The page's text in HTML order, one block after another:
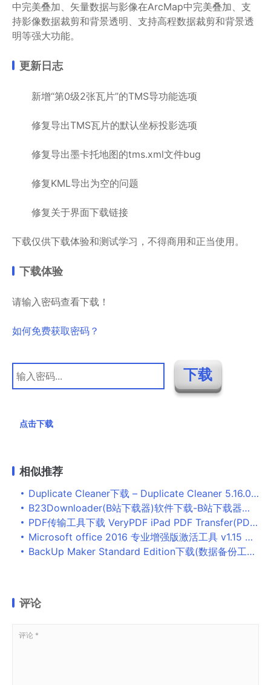
中完美叠加、矢量数据与影像在ArcMap中完美叠加、支
持影像数据裁剪和背景透明、支持高程数据裁剪和背景透
明等强大功能。
更新日志
新增“第0级2张瓦片”的TMS导功能选项
修复导出TMS瓦片的默认坐标投影选项
修复导出墨卡托地图的tms.xml文件bug
修复KML导出为空的问题
修复关于界面下载链接
下载仅供下载体验和测试学习，不得商用和正当使用。
下载体验
请输入密码查看下载！
如何免费获取密码？
点击下载
相似推荐
Duplicate Cleaner下载 – Duplicate Cleaner 5.16.0 中文专业破解版
B23Downloader(B站下载器)软件下载-B站下载器最新版下载
PDF传输工具下载 VeryPDF iPad PDF Transfer(PDF传输软件) v2.0 官方安装版
Microsoft office 2016 专业增强版激活工具 v1.15 免费最新版
BackUp Maker Standard Edition下载(数据备份工具)_BackUp Maker Standard Edition中文版下载
评论